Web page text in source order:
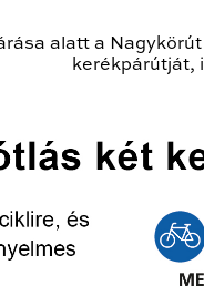
alatt a
kerékpárútját,